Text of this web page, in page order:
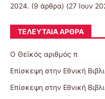
2024. (9 άρθρα) (27 Ιουν
ΤΕΛΕΥΤΑΊΑ ΆΡΘΡΑ
Ο Θεϊκός αριθμός π
Επίσκεψη στην Εθνική
Επίσκεψη στην Εθνική